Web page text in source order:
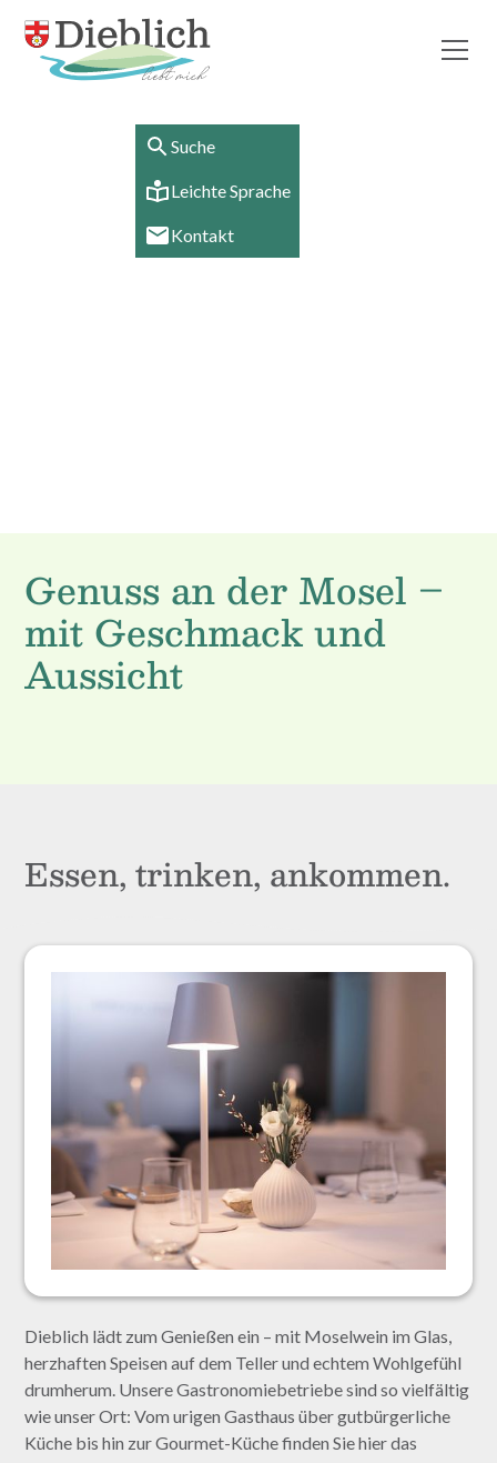
Suche
Leichte Sprache
Kontakt
Genuss an der Mosel –
mit Geschmack und
Aussicht
Essen, trinken, ankommen.
Dieblich lädt zum Genießen ein – mit Moselwein im Glas,
herzhaften Speisen auf dem Teller und echtem Wohlgefühl
drumherum. Unsere Gastronomiebetriebe sind so vielfältig
wie unser Ort: Vom urigen Gasthaus über gutbürgerliche
Küche bis hin zur Gourmet-Küche finden Sie hier das